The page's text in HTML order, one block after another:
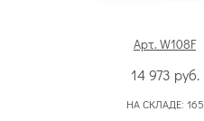
Арт. W108F
14 973 руб.
НА СКЛАДЕ: 165